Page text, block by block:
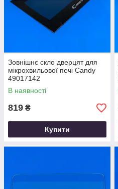
Зовнішнє скло дверцят для
мікрохвильової печі Candy
49017142
В наявності
819 ₴
Купити